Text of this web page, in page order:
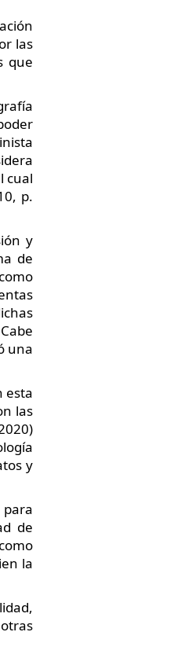
las
que
cual
p.
y
de
una
esta
las
y
de
la